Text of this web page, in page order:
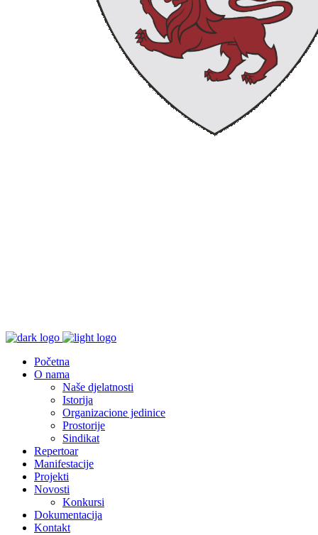
Početna
O nama
Naše djelatnosti
Istorija
Organizacione jedinice
Prostorije
Sindikat
Repertoar
Manifestacije
Projekti
Novosti
Konkursi
Dokumentacija
Kontakt